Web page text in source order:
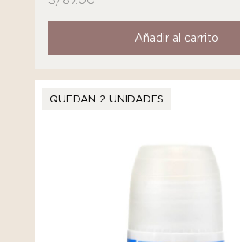
Añadir al carrito
QUEDAN 2 UNIDADES